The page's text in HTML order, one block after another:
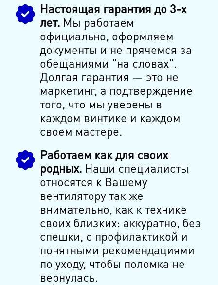
Настоящая гарантия до 3-х
лет.Мы работаем
официально, оформляем
документы и не прячемся за
обещаниями "на словах".
Долгая гарантия — это не
маркетинг, а подтверждение
того, что мы уверены в
каждом винтике и каждом
своем мастере.
Работаем как для своих
родных.Наши специалисты
относятся к Вашему
вентилятору так же
внимательно, как к технике
своих близких: аккуратно, без
спешки, с профилактикой и
понятными рекомендациями
по уходу, чтобы поломка не
вернулась.